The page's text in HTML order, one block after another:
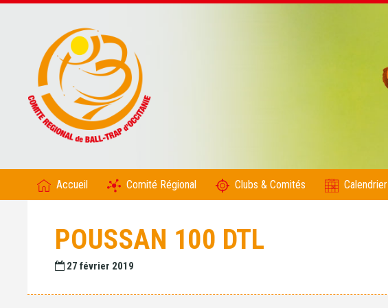
Accueil Comité Régional Clubs & Comités Calendrier
POUSSAN 100 DTL
27 février 2019